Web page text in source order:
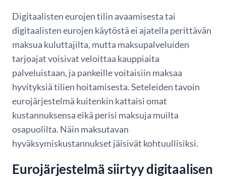
Digitaalisten eurojen tilin avaamisesta tai
digitaalisten eurojen käytöstä ei ajatella perittävän
maksua kuluttajilta, mutta maksupalveluiden
tarjoajat voisivat veloittaa kauppiaita
palveluistaan, ja pankeille voitaisiin maksaa
hyvityksiä tilien hoitamisesta. Seteleiden tavoin
eurojärjestelmä kuitenkin kattaisi omat
kustannuksensa eikä perisi maksuja muilta
osapuolilta. Näin maksutavan
hyväksymiskustannukset jäisivät kohtuullisiksi.
Eurojärjestelmä siirtyy digitaalisen